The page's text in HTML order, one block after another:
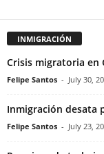
INMIGRACIÓN
Crisis migratoria en
Felipe Santos - July 30,
Inmigración desata
Felipe Santos - July 23,